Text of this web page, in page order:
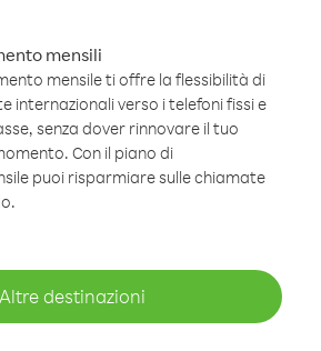
mensili
mensile ti offre la flessibilità di
internazionali verso i telefoni fissi e
senza dover rinnovare il tuo
Con il piano di
puoi risparmiare sulle chiamate
Altre destinazioni